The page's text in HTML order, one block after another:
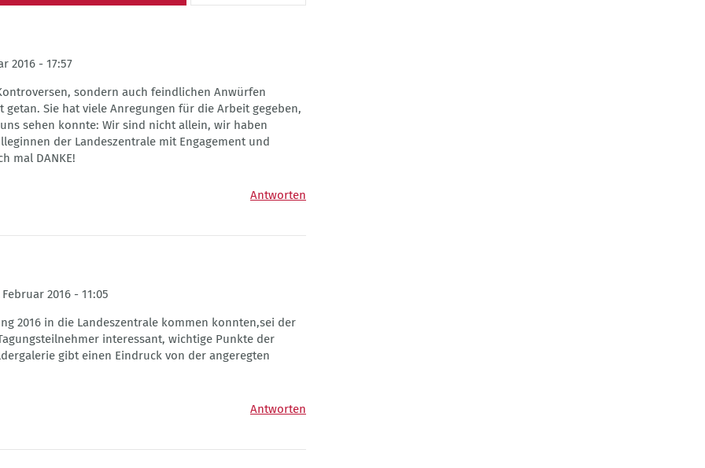
2016 - 17:57
sondern auch feindlichen Anwürfen
Sie hat viele Anregungen für die Arbeit gegeben,
sehen konnte: Wir sind nicht allein, wir haben
der Landeszentrale mit Engagement und
mal DANKE!
Antworten
2016 - 11:05
2016 in die Landeszentrale kommen konnten,sei der
interessant, wichtige Punkte der
gibt einen Eindruck von der angeregten
Antworten